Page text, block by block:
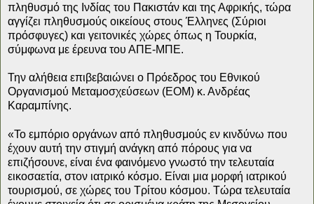
πληθυσμό της Ινδίας του Πακιστάν και της Αφρικής, τώρα
αγγίζει πληθυσμούς οικείους στους Έλληνες (Σύριοι
πρόσφυγες) και γειτονικές χώρες όπως η Τουρκία,
σύμφωνα με έρευνα του ΑΠΕ-ΜΠΕ.
Την αλήθεια επιβεβαιώνει ο Πρόεδρος του Εθνικού
Οργανισμού Μεταμοσχεύσεων (ΕΟΜ) κ. Ανδρέας
Καραμπίνης.
«Το εμπόριο οργάνων από πληθυσμούς εν κινδύνω που
έχουν αυτή την στιγμή ανάγκη από πόρους για να
επιζήσουνε, είναι ένα φαινόμενο γνωστό την τελευταία
εικοσαετία, στον ιατρικό κόσμο. Είναι μια μορφή ιατρικού
τουρισμού, σε χώρες του Τρίτου κόσμου. Τώρα τελευταία